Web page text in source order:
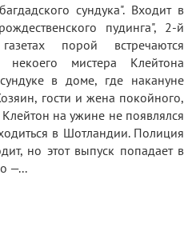
сундука". Входит в
пудинга", 2-й
порой встречаются
некоего мистера Клейтона
в доме, где накануне
гости и жена покойного,
на ужине не появлялся
в Шотландии. Полиция
но этот выпуск попадает в
—...